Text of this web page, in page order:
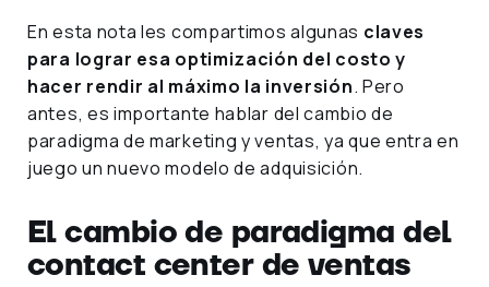
En esta nota les compartimos algunas claves
para lograr esa optimización del costo y
hacer rendir al máximo la inversión. Pero
antes, es importante hablar del cambio de
paradigma de marketing y ventas, ya que entra en
juego un nuevo modelo de adquisición.
El cambio de paradigma del
contact center de ventas